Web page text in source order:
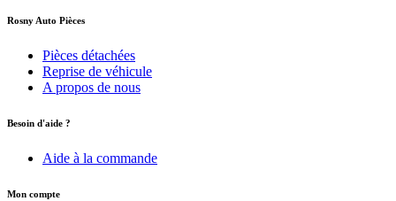
Rosny Auto Pièces
Pièces détachées
Reprise de véhicule
A propos de nous
Besoin d'aide ?
Aide à la commande
Mon compte